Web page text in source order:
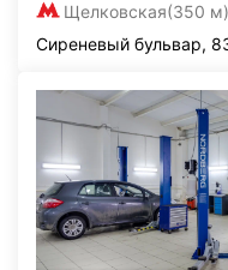
Щелковская(350 м)
Сиреневый бульвар,